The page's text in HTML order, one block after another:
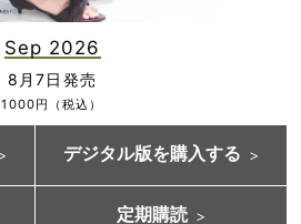
Sep 2026
8月7日発売
1000円（税込）
デジタル版を購入する
定期購読